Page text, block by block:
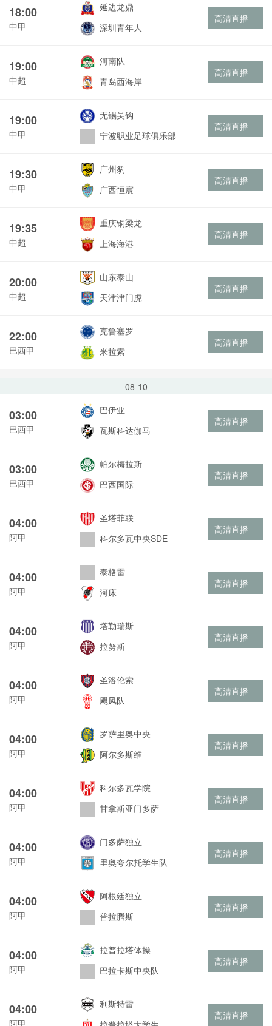
18:00
中甲
延边龙鼎
深圳青年人
高清直播
19:00
中超
河南队
青岛西海岸
高清直播
19:00
中甲
无锡吴钩
宁波职业足球俱乐部
高清直播
19:30
中甲
广州豹
广西恒宸
高清直播
19:35
中超
重庆铜梁龙
上海海港
高清直播
20:00
中超
山东泰山
天津津门虎
高清直播
22:00
巴西甲
克鲁塞罗
米拉索
高清直播
08-10
03:00
巴西甲
巴伊亚
瓦斯科达伽马
高清直播
03:00
巴西甲
帕尔梅拉斯
巴西国际
高清直播
04:00
阿甲
圣塔菲联
科尔多瓦中央SDE
高清直播
04:00
阿甲
泰格雷
河床
高清直播
04:00
阿甲
塔勒瑞斯
拉努斯
高清直播
04:00
阿甲
圣洛伦索
飓风队
高清直播
04:00
阿甲
罗萨里奥中央
阿尔多斯维
高清直播
04:00
阿甲
科尔多瓦学院
甘拿斯亚门多萨
高清直播
04:00
阿甲
门多萨独立
里奥夸尔托学生队
高清直播
04:00
阿甲
阿根廷独立
普拉腾斯
高清直播
04:00
阿甲
拉普拉塔体操
巴拉卡斯中央队
高清直播
04:00
阿甲
利斯特雷
高清直播